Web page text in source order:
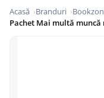
Acasă Branduri
Pachet Mai multă